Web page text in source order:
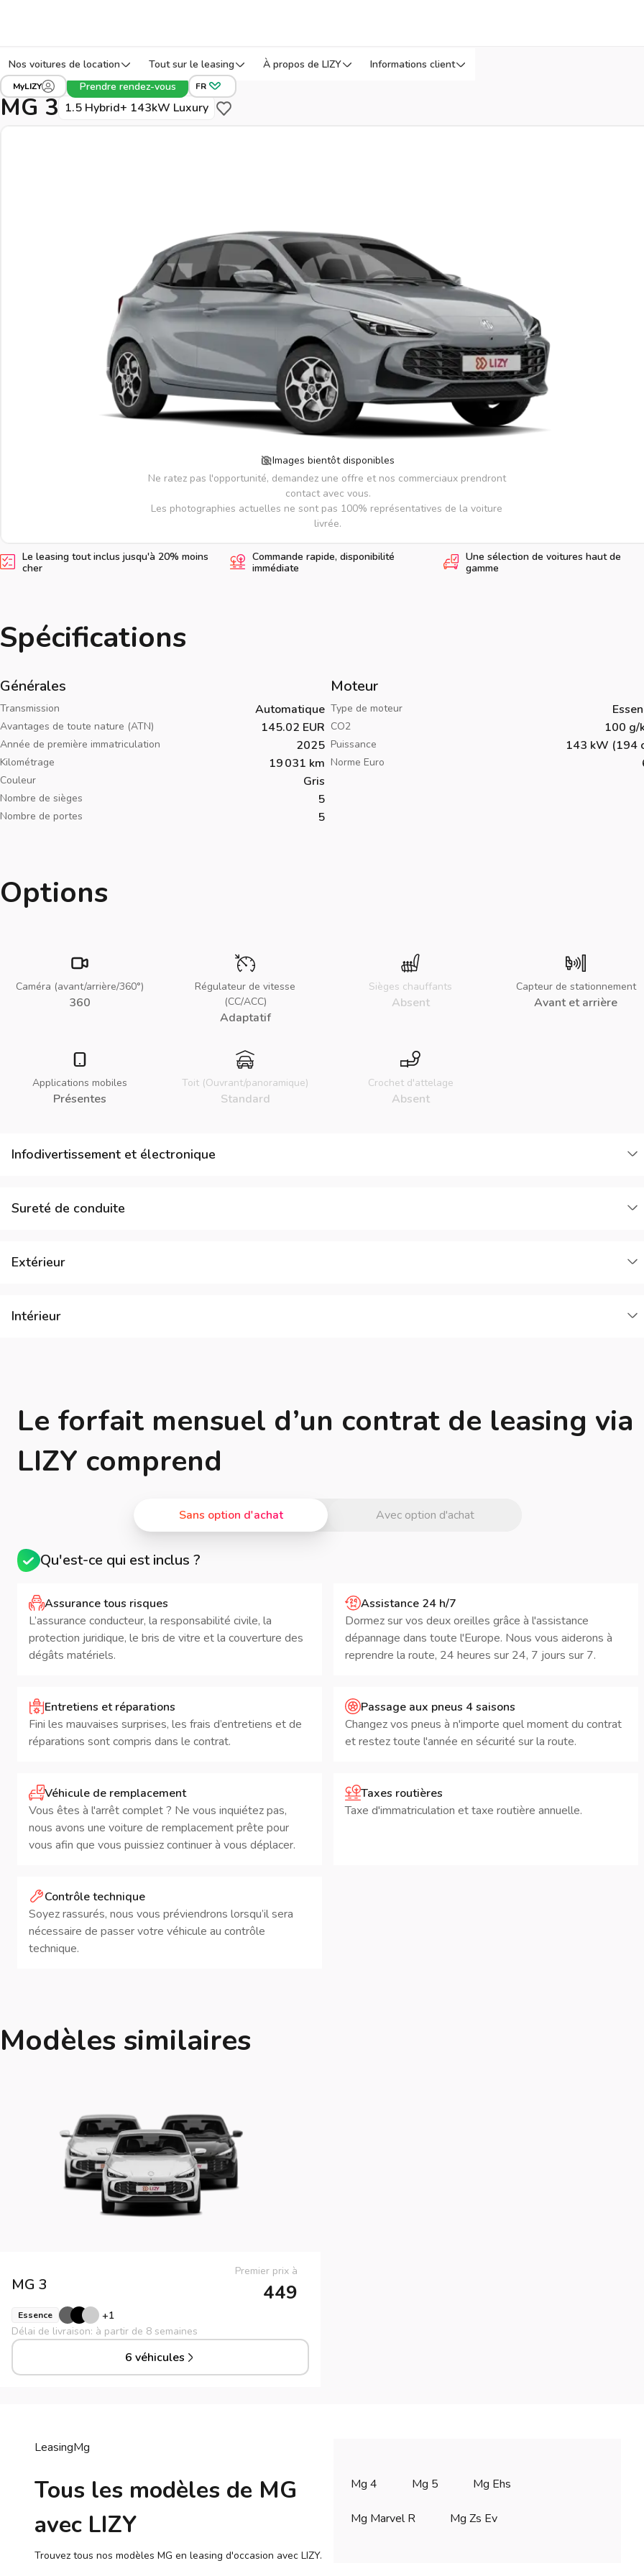
Nos voitures de location Tout sur le leasing À propos de LIZY Informations client
MyLIZY Prendre rendez-vous FR
Tous les véhicules 3 › Réf: 3KHJN
MG 3 1.5 Hybrid+ 143kW Luxury Sauvegarder pour plus tard
Images bientôt disponibles
Ne ratez pas l'opportunité, demandez une offre et nos commerciaux prendront
contact avec vous.
Les photographies actuelles ne sont pas 100% représentatives de la voiture
livrée.
Le leasing tout inclus jusqu'à 20% moins
cher
Commande rapide, disponibilité
immédiate
Une sélection de voitures haut de
gamme
Modèles similaires
MG 3
Premier prix à
449
Essence +1
Délai de livraison: à partir de 8 semaines
6 véhicules
LeasingMg
Tous les modèles de MG
avec LIZY
Trouvez tous nos modèles MG en leasing d'occasion avec LIZY.
Mg 4 Mg 5 Mg Ehs
Mg Marvel R Mg Zs Ev
Spécifications
Générales
Transmission Automatique
Avantages de toute nature (ATN) 145.02 EUR
Année de première immatriculation 2025
Kilométrage 19 031 km
Couleur Gris
Nombre de sièges 5
Nombre de portes 5
Moteur
Type de moteur
CO2 100 g/
Puissance 143 kW (194
Norme Euro
Options
Caméra (avant/arrière/360°)
360
Régulateur de vitesse
(CC/ACC)
Adaptatif
Sièges chauffants
Absent
Capteur de stationnement
Avant et arrière
Applications mobiles
Présentes
Toit (Ouvrant/panoramique)
Standard
Crochet d'attelage
Absent
Infodivertissement et électronique
Sureté de conduite
Extérieur
Intérieur
Le forfait mensuel d’un contrat de leasing via
LIZY comprend
Avec option d'achat
Sans option d'achat
Qu'est-ce qui est inclus ?
Assurance tous risques
L’assurance conducteur, la responsabilité civile, la
protection juridique, le bris de vitre et la couverture des
dégâts matériels.
Assistance 24 h/7
Dormez sur vos deux oreilles grâce à l'assistance
dépannage dans toute l'Europe. Nous vous aiderons à
reprendre la route, 24 heures sur 24, 7 jours sur 7.
Entretiens et réparations
Fini les mauvaises surprises, les frais d’entretiens et de
réparations sont compris dans le contrat.
Passage aux pneus 4 saisons
Changez vos pneus à n'importe quel moment du contrat
et restez toute l'année en sécurité sur la route.
Véhicule de remplacement
Vous êtes à l'arrêt complet ? Ne vous inquiétez pas,
nous avons une voiture de remplacement prête pour
vous afin que vous puissiez continuer à vous déplacer.
Taxes routières
Taxe d'immatriculation et taxe routière annuelle.
Contrôle technique
Soyez rassurés, nous vous préviendrons lorsqu’il sera
nécessaire de passer votre véhicule au contrôle
technique.